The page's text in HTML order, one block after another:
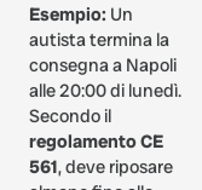
Esempio: Un
autista termina la
consegna a Napoli
alle 20:00 di lunedì.
Secondo il
regolamento CE
561, deve riposare